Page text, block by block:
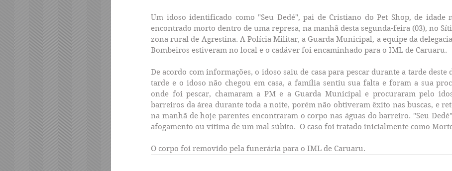
Um idoso identificado como "Seu Dedé", pai de Cristiano do Pet Shop, de idade
encontrado morto dentro de uma represa, na manhã desta segunda-feira (03), no
zona rural de Agrestina. A Polícia Militar, a Guarda Municipal, a equipe da
Bombeiros estiveram no local e o cadáver foi encaminhado para o IML de Caruaru.
De acordo com informações, o idoso saiu de casa para pescar durante a tarde deste
tarde e o idoso não chegou em casa, a família sentiu sua falta e foram a sua
onde foi pescar, chamaram a PM e a Guarda Municipal e procuraram pelo
barreiros da área durante toda a noite, porém não obtiveram êxito nas buscas, e
na manhã de hoje parentes encontraram o corpo nas águas do barreiro. "Seu
afogamento ou vítima de um mal súbito.  O caso foi tratado inicialmente como
O corpo foi removido pela funerária para o IML de Caruaru.